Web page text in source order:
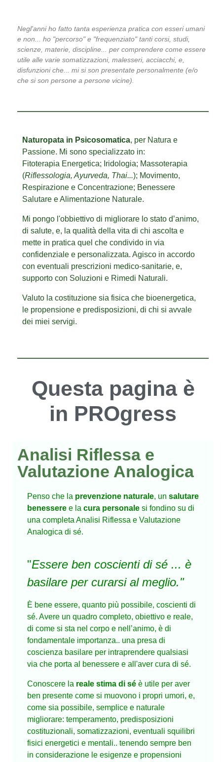
Negl'anni ho fatto tanta esperienza pratica con esseri umani
e non... ho "percorso" e "frequenziato" tanti corsi, studi,
scienze, materie, discipline... per comprendere come essere
utile alle varie somatizzazioni, malesseri, acciacchi, e,
disfunzioni che... mi si son presentate personalmente (e/o
che si son persone a persone vicine).
Naturopata in Psicosomatica, per Natura e
Passione. Mi sono specializzato in:
Fitoterapia Energetica; Iridologia; Massoterapia
(Riflessologia, Ayurveda, Thai...); Movimento,
Respirazione e Concentrazione; Benessere
Salutare e Alimentazione Naturale.
Mi pongo l'obbiettivo di migliorare lo stato d’animo,
di salute, e, la qualità della vita di chi ascolta e
mette in pratica quel che condivido in via
confidenziale e personalizzata. Agisco in accordo
con eventuali prescrizioni medico-sanitarie, e,
supporto con Soluzioni e Rimedi Naturali.
Valuto la costituzione sia fisica che bioenergetica,
le propensione e predisposizioni, di chi si avvale
dei miei servigi.
Questa pagina è
in PROgress
Analisi Riflessa e
Valutazione Analogica
Penso che la prevenzione naturale, un salutare
benessere e la cura personale si fondino su di
una completa Analisi Riflessa e Valutazione
Analogica di sé.
"Essere ben coscienti di sé ... è
basilare per curarsi al meglio."
È bene essere, quanto più possibile, coscienti di
sé. Avere un quadro completo, obiettivo e reale,
di come si sta nel corpo e nell’animo, è di
fondamentale importanza.. una presa di
coscienza basilare per intraprendere qualsiasi
via che porta al benessere e all'aver cura di sé.
Conoscere la reale stima di sé è utile per aver
ben presente come si muovono i propri umori, e,
come sia possibile, semplice e naturale
migliorare: temperamento, predisposizioni
costituzionali, somatizzazioni, eventuali squilibri
fisici energetici e mentali.. tenendo sempre ben
in considerazione le esigenze e propensioni